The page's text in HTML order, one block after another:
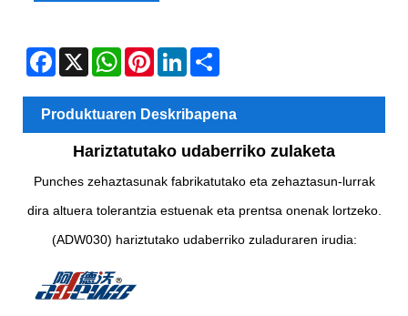
Facebook
X WhatsAppPinterestLinkedIn
Produktuaren Deskribapena
Hariztatutako udaberriko zulaketa
Punches zehaztasunak fabrikatutako eta zehaztasun-lurrak
dira altuera tolerantzia estuenak eta prentsa onenak lortzeko.
(ADW030) hariztutako udaberriko zuladuraren irudia: